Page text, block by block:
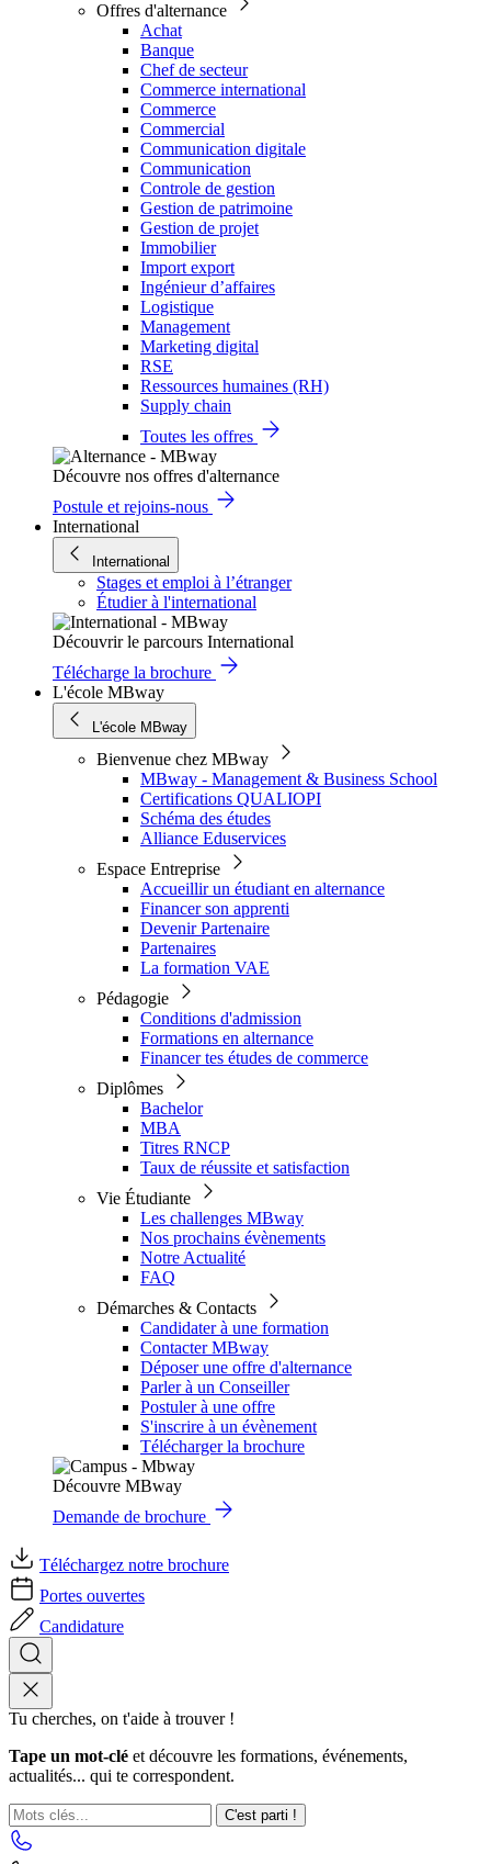
Offres d'alternance
Achat
Banque
Chef de secteur
Commerce international
Commerce
Commercial
Communication digitale
Communication
Controle de gestion
Gestion de patrimoine
Gestion de projet
Immobilier
Import export
Ingénieur d’affaires
Logistique
Management
Marketing digital
RSE
Ressources humaines (RH)
Supply chain
Toutes les offres
Découvre nos offres d'alternance
Postule et rejoins-nous
International
International
Stages et emploi à l’étranger
Étudier à l'international
Découvrir le parcours International
Télécharge la brochure
L'école MBway
L'école MBway
Bienvenue chez MBway
MBway - Management & Business School
Certifications QUALIOPI
Schéma des études
Alliance Eduservices
Espace Entreprise
Accueillir un étudiant en alternance
Financer son apprenti
Devenir Partenaire
Partenaires
La formation VAE
Pédagogie
Conditions d'admission
Formations en alternance
Financer tes études de commerce
Diplômes
Bachelor
MBA
Titres RNCP
Taux de réussite et satisfaction
Vie Étudiante
Les challenges MBway
Nos prochains évènements
Notre Actualité
FAQ
Démarches & Contacts
Candidater à une formation
Contacter MBway
Déposer une offre d'alternance
Parler à un Conseiller
Postuler à une offre
S'inscrire à un évènement
Télécharger la brochure
Découvre MBway
Demande de brochure
Téléchargez notre brochure
Portes ouvertes
Candidature
Tu cherches, on t'aide à trouver !
Tape un mot-clé et découvre les formations, événements,
actualités... qui te correspondent.
C'est parti !